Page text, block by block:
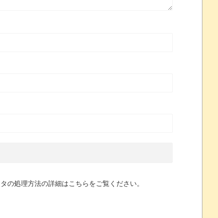
の処理方法の詳細はこちらをご覧ください。